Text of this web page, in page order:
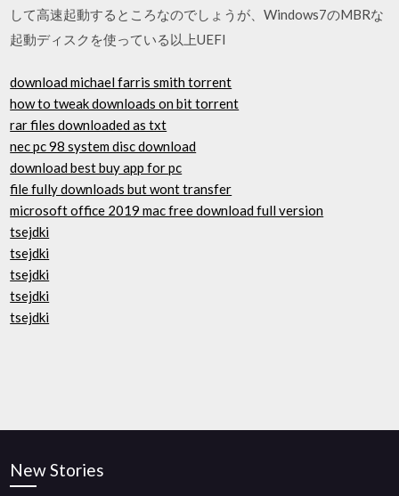
して高速起動するところなのでしょうが、Windows7のMBRな
起動ディスクを使っている以上UEFI
download michael farris smith torrent
how to tweak downloads on bit torrent
rar files downloaded as txt
nec pc 98 system disc download
download best buy app for pc
file fully downloads but wont transfer
microsoft office 2019 mac free download full version
tsejdki
tsejdki
tsejdki
tsejdki
tsejdki
New Stories